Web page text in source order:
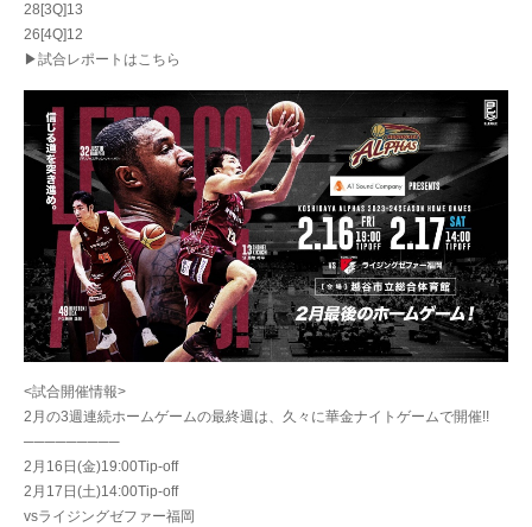
28[3Q]13
26[4Q]12
▶試合レポートはこちら
<試合開催情報>
2月の3週連続ホームゲームの最終週は、久々に華金ナイトゲームで開催!!
─────────
2月16日(金)19:00Tip-off
2月17日(土)14:00Tip-off
vsライジングゼファー福岡